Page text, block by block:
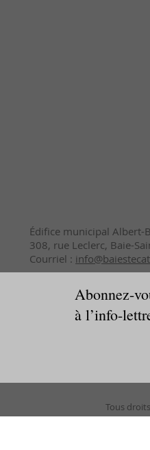
Édifice municipal Albert-
308, rue Leclerc, Baie-
Courriel :
Abonnez-
à l’info-
Tous